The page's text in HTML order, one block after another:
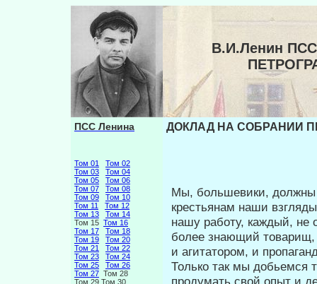
В.И.Ленин
ПСС Ленина
Том 01
Том 02
Том 03
Том 04
Том 05
Том 06
Том 07
Том 08
Том 09
Том 10
Том 11
Том 12
Том 13
Том 14
Том 15 Том 16
Том 17
Том 18
Том 19
Том 20
Том 21
Том 22
Том 23
Том 24
Том 25
Том 26
Том 27 Том 28
Том 29 Том 30
ДОКЛАД НА СОБРАНИИ
Мы, большевики, должны
крестья­нам наши
нашу работу, каждый, не
более знающий
и агитатором, и
Только так мы добьемся